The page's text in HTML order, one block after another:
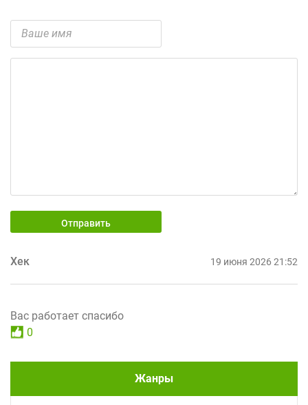
Отправить
Хек 19 июня 2026 21:52
Вас работает спасибо
0
Жанры